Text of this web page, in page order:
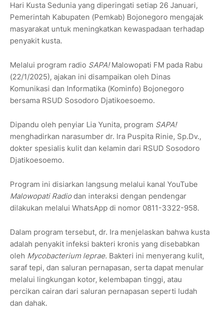
Hari Kusta Sedunia yang diperingati setiap 26 Januari,
Pemerintah Kabupaten (Pemkab) Bojonegoro mengajak
masyarakat untuk meningkatkan kewaspadaan terhadap
penyakit kusta.
Melalui program radio SAPA!Malowopati FM pada Rabu
(22/1/2025), ajakan ini disampaikan oleh Dinas
Komunikasi dan Informatika (Kominfo) Bojonegoro
bersama RSUD Sosodoro Djatikoesoemo.
Dipandu oleh penyiar Lia Yunita, program SAPA!
menghadirkan narasumber dr. Ira Puspita Rinie, Sp.Dv.,
dokter spesialis kulit dan kelamin dari RSUD Sosodoro
Djatikoesoemo.
Program ini disiarkan langsung melalui kanal YouTube
Malowopati Radiodan interaksi dengan pendengar
dilakukan melalui WhatsApp di nomor 0811-3322-958.
Dalam program tersebut, dr. Ira menjelaskan bahwa kusta
adalah penyakit infeksi bakteri kronis yang disebabkan
oleh Mycobacterium leprae. Bakteri ini menyerang kulit,
saraf tepi, dan saluran pernapasan, serta dapat menular
melalui lingkungan kotor, kelembapan tinggi, atau
percikan cairan dari saluran pernapasan seperti ludah
dan dahak.